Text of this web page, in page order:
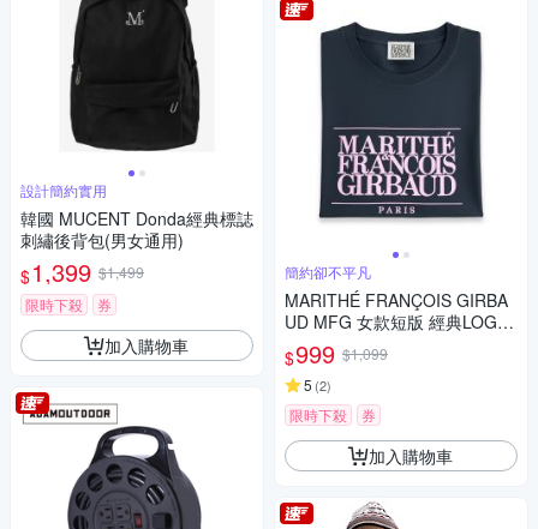
設計簡約實用
韓國 MUCENT Donda經典標誌
刺繡後背包(男女通用)
$1,399 $1,499
限時下殺
券
加入購物車
簡約卻不平凡
MARITHÉ FRANÇOIS GIRBA
UD MFG 女款短版 經典LOGO
短袖上衣 T恤-海軍藍
$999 $1,099
5 (2)
限時下殺 券
加入購物車